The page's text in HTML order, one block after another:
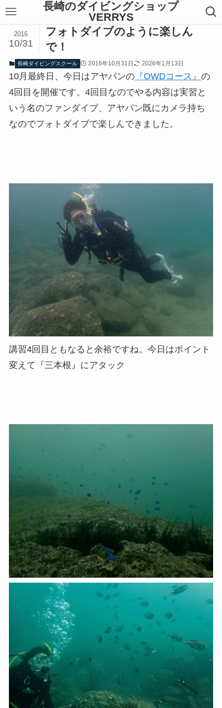
長崎のダイビングショップ
VERRYS
フォトダイブのように楽しん
で！
2016
10/31
長崎ダイビングスクール 2016年10月31日 2026年1月13日
10月最終日、今日はアヤパンの『OWDコース』 の
4回目を開催です。4回目なのでやる内容は実習と
いう名のファンダイブ、アヤパン既にカメラ持ち
なのでフォトダイブで楽しんできました。
講習4回目ともなると余裕ですね。今日はポイント
変えて『三本根』にアタック